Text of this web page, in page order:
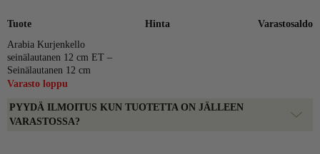
Tuote Hinta
Varastosaldo
Arabia Kurjenkello
seinälautanen 12 cm ET –
Seinälautanen 12 cm
Varasto loppu
PYYDÄ ILMOITUS KUN TUOTETTA ON JÄLLEEN
VARASTOSSA?